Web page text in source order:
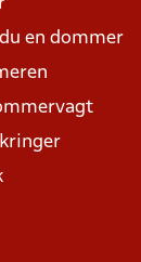
en dommer